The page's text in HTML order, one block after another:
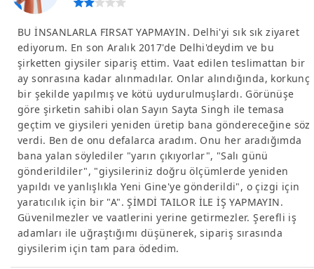
BU İNSANLARLA FIRSAT YAPMAYIN. Delhi'yi sık sık ziyaret
ediyorum. En son Aralık 2017'de Delhi'deydim ve bu
şirketten giysiler sipariş ettim. Vaat edilen teslimattan bir
ay sonrasına kadar alınmadılar. Onlar alındığında, korkunç
bir şekilde yapılmış ve kötü uydurulmuşlardı. Görünüşe
göre şirketin sahibi olan Sayın Sayta Singh ile temasa
geçtim ve giysileri yeniden üretip bana göndereceğine söz
verdi. Ben de onu defalarca aradım. Onu her aradığımda
bana yalan söylediler "yarın çıkıyorlar", "Salı günü
gönderildiler", "giysileriniz doğru ölçümlerde yeniden
yapıldı ve yanlışlıkla Yeni Gine'ye gönderildi", o çizgi için
yaratıcılık için bir "A". ŞİMDİ TAILOR İLE İŞ YAPMAYIN.
Güvenilmezler ve vaatlerini yerine getirmezler. Şerefli iş
adamları ile uğraştığımı düşünerek, sipariş sırasında
giysilerim için tam para ödedim.